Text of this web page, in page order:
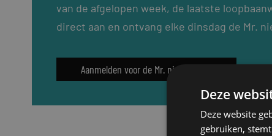
van de afgelopen week, de laatste
direct aan en ontvang elke dinsdag de Mr.
Aanmelden voor de Mr. nieuwsbrief
Deze
Deze website
gebruiken,